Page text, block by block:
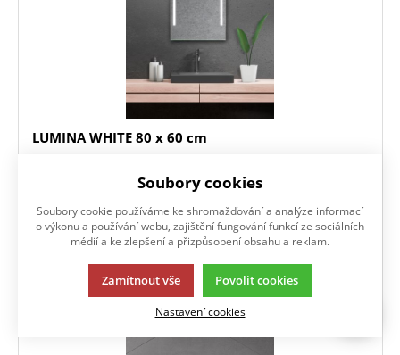
LUMINA WHITE 80 x 60 cm
s DPH
Skladem
Zrcadlo se dvěma podsvícenými pruhy
Soubory cookies
Soubory cookie používáme ke shromažďování a analýze informací
o výkonu a používání webu, zajištění fungování funkcí ze sociálních
médií a ke zlepšení a přizpůsobení obsahu a reklam.
Zamítnout vše Povolit cookies
Nastavení cookies